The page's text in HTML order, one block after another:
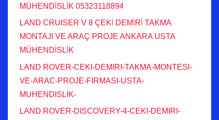
MÜHENDİSLİK 05323118894
LAND CRUISER V 8 ÇEKİ DEMİRİ TAKMA
MONTAJI VE ARAÇ PROJE ANKARA USTA
MÜHENDİSLİK
LAND ROVER-CEKI-DEMIRI-TAKMA-MONTESI-
VE-ARAC-PROJE-FIRMASI-USTA-
MUHENDISLIK-
LAND ROVER-DISCOVERY-4-CEKI-DEMIRI-